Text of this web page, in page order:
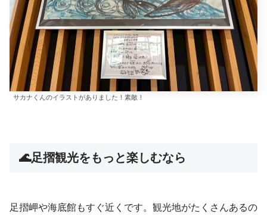
サカナくんのイラストがありました！素敵！
🌊足摺観光をもっと楽しむなら
足摺岬や海底館もすぐ近くです。観光地がたくさんあるの